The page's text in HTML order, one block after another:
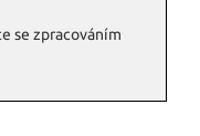
se zpracováním